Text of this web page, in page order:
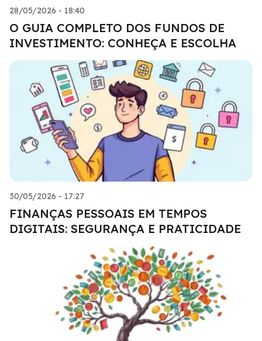
28/05/2026 - 18:40
O GUIA COMPLETO DOS FUNDOS DE
INVESTIMENTO: CONHEÇA E ESCOLHA
30/05/2026 - 17:27
FINANÇAS PESSOAIS EM TEMPOS
DIGITAIS: SEGURANÇA E PRATICIDADE